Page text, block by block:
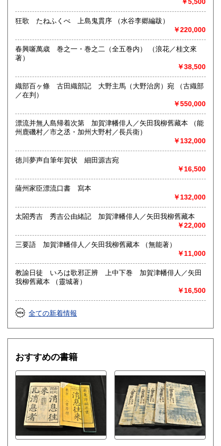
意ください。ただし予めご連絡いただければご希望の品の閲
覧を承ります。
最寄駅：高崎駅西口
営業時間：4:00〜15:30 FAX 24時間受付 電話9:00〜
18:00
書籍の買取について
御尊家樣デ御用濟ニナリマシタ古本、雜誌ヲ弊店ヘ御賣リ下
籍、雜誌ガ有リマシタラ何種ヲ問ワズ一册デモ結構デス弊店
ヘ御拂下ゲ願ヒマス誠實ヲ旨トシテ必ズ御滿足ノ行ク樣勉強
買受致シマス
哲学宗教、歴史、美術工芸、国語国文、古典籍、近代文献、
キリスト教文献 和本 書画 浮世絵 明治文献 古文書
狂歌 たねふくべ 上島鬼貫序 （水谷李郷編跋）
￥220,000
春興噺萬歳 巻之一・巻之二（全五巻内） （浪花／桂文來
著）
￥38,500
織部百ヶ條 古田織部記 大野主馬（大野治房）宛 （古織部
／在判）
￥550,000
漂流并無人島帰着次第 加賀津幡俳人／矢田我柳舊藏本 （能
州鹿磯村／市之丞・加州大野村／長兵衛）
￥132,000
徳川夢声自筆年賀状 細田源吉宛
￥16,500
薩州家臣漂流口書 寫本
￥132,000
太閤秀吉 秀吉公由緒記 加賀津幡俳人／矢田我柳舊藏本
￥22,000
三要語 加賀津幡俳人／矢田我柳舊藏本 （無能著）
￥11,000
教諭日徒 いろは歌邪正辨 上中下巻 加賀津幡俳人／矢田
我柳舊藏本 （靈城著）
￥16,500
全ての新着情報
おすすめの書籍